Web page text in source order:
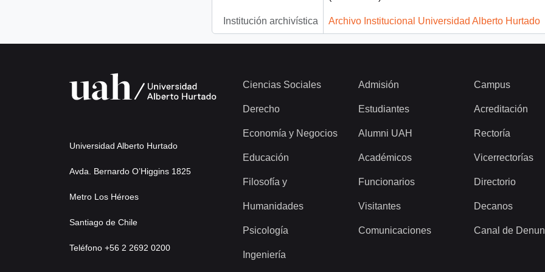
Institución archivística Archivo Institucional Universidad Alberto Hurtado
Universidad Alberto Hurtado
Avda. Bernardo O’Higgins 1825
Metro Los Héroes
Santiago de Chile
Teléfono +56 2 2692 0200
Ciencias Sociales
Derecho
Economía y Negocios
Educación
Filosofía y
Humanidades
Psicología
Ingeniería
Admisión
Estudiantes
Alumni UAH
Académicos
Funcionarios
Visitantes
Comunicaciones
Campus
Acreditación
Rectoría
Vicerrectorías
Directorio
Decanos
Canal de